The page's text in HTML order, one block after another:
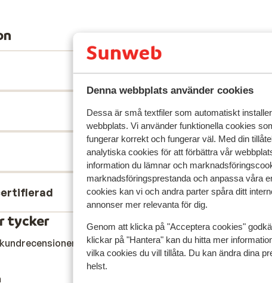
Denna webbplats använder cookies
Dessa är små textfiler som automatiskt
webbplats. Vi använder funktionella cookies
fungerar korrekt och fungerar väl. Med din
analytiska cookies för att förbättra vår
information du lämnar och
marknadsföringsprestanda och anpassa våra
cookies kan vi och andra parter spåra ditt
annonser mer relevanta för dig.
Genom att klicka på "Acceptera cookies"
klickar på "Hantera" kan du hitta mer
vilka cookies du vill tillåta. Du kan ändra dina
helst.
För ett uppfriskande dopp finns det en pool och ett spa
lekplatsen. Utbudet av mat och dryck på Hotel Occidental
Läckra rätter serveras i restaurangerna och för en
mysiga baren. Faktum är att du hittar allt du behöver här
tycker
som verkligen speglar deras upplevelser